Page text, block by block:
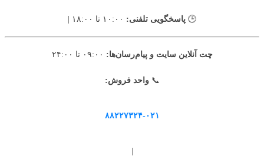
🕒 پاسخگویی تلفنی:
چت آنلاین سایت و پیام‌رسان‌ها:
📞واحد فروش:
۸۸۲۲۷۳۲۴-۰۲۱